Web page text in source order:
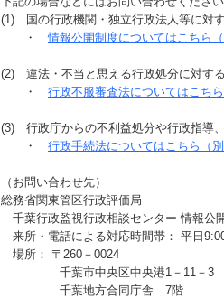
(1) 国の行政機関・独立行政法人等に対
・情報公開制度についてはこちら
(2) 違法・不当と思える行政処分に対す
・ 行政不服審査法についてはこち
(3) 行政庁からの不利益処分や行政指導
・ 行政手続法についてはこちら（
（お問い合わせ先）
総務省関東管区行政評価局
千葉行政監視行政相談センター 情報公
来所・電話による対応時間帯： 平日
場所： 〒260－0024
千葉市中央区中央港1－11－3
千葉地方合同庁舎 7階